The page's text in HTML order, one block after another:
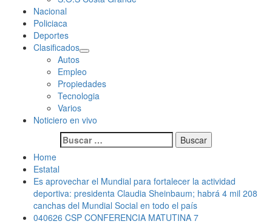
Nacional
Policiaca
Deportes
Clasificados
Autos
Empleo
Propiedades
Tecnologia
Varios
Noticiero en vivo
Buscar:
Home
Estatal
Es aprovechar el Mundial para fortalecer la actividad
deportiva: presidenta Claudia Sheinbaum; habrá 4 mil 208
canchas del Mundial Social en todo el país
040626 CSP CONFERENCIA MATUTINA 7